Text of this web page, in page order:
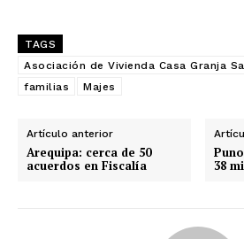
TAGS
Asociación de Vivienda Casa Granja
familias
Majes
Artículo anterior
Arequipa: cerca de 50
acuerdos en Fiscalía
38